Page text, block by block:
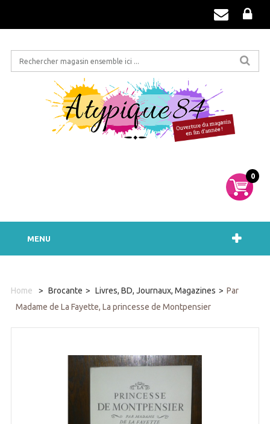
0
MENU
Home > Brocante > Livres, BD, Journaux, Magazines > Par
Madame de La Fayette, La princesse de Montpensier